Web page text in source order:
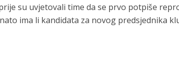
su uvjetovali time da se prvo potpiše
ima li kandidata za novog predsjednika